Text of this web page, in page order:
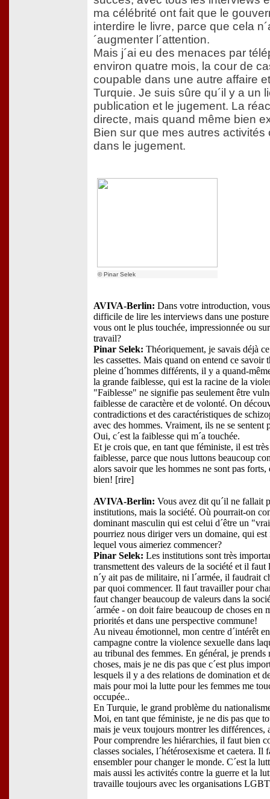
ma célébrité ont fait que le
interdire le livre, parce que cela
´augmenter l´attention.
Mais j´ai eu des menaces par
environ quatre mois, la cour de
coupable dans une autre affaire
Turquie. Je suis sûre qu´il y a un
publication et le jugement. La
directe, mais quand même bien
Bien sur que mes autres
dans le jugement.
© Pinar Selek
AVIVA-Berlin: Dans votre introduction,
difficile de lire les interviews dans une
vous ont le plus touchée, impressionnée ou
travail?
Pinar Selek: Théoriquement, je savais déjà
les cassettes. Mais quand on entend ce savoir
pleine d´hommes différents, il y a quand-
la grande faiblesse, qui est la racine de la
"Faiblesse" ne signifie pas seulement être
faiblesse de caractère et de volonté. On
contradictions et des caractéristiques de
avec des hommes. Vraiment, ils ne se sentent
Oui, c´est la faiblesse qui m´a touchée.
Et je crois que, en tant que féministe, il est
faiblesse, parce que nous luttons beaucoup
alors savoir que les hommes ne sont pas forts,
bien! [rire]
AVIVA-Berlin: Vous avez dit qu´il ne fallait
institutions, mais la société. Où pourrait-on
dominant masculin qui est celui d´être un
pourriez nous diriger vers un domaine, qui
lequel vous aimeriez commencer?
Pinar Selek: Les institutions sont très
transmettent des valeurs de la société et il faut
n´y ait pas de militaire, ni l´armée, il faudrait
par quoi commencer. Il faut travailler pour
faut changer beaucoup de valeurs dans la
´armée - on doit faire beaucoup de choses en
priorités et dans une perspective commune!
Au niveau émotionnel, mon centre d´intérêt
campagne contre la violence sexuelle dans
au tribunal des femmes. En général, je prends
choses, mais je ne dis pas que c´est plus
lesquels il y a des relations de domination et
mais pour moi la lutte pour les femmes me
occupée..
En Turquie, le grand problème du
Moi, en tant que féministe, je ne dis pas que
mais je veux toujours montrer les différences,
Pour comprendre les hiérarchies, il faut bien
classes sociales, l´hétérosexisme et caetera.
ensembler pour changer le monde. C´est la
mais aussi les activités contre la guerre et la
travaille toujours avec les organisations